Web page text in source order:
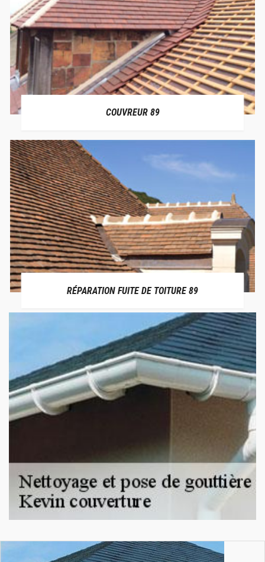
COUVREUR 89
RÉPARATION FUITE DE TOITURE 89